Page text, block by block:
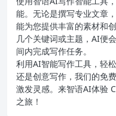
能。无论是撰写专业文章
能为您提供丰富的素材和
几个关键词或主题，AI便
间内完成写作任务。
利用AI智能写作工具，轻
还是创意写作，我们的免
激发灵感。来智语AI体验
之旅！